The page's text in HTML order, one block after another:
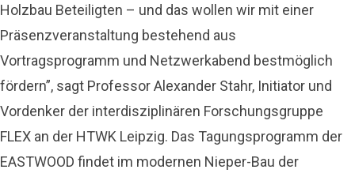
Holzbau Beteiligten – und das wollen wir mit einer
Präsenzveranstaltung bestehend aus
Vortragsprogramm und Netzwerkabend bestmöglich
fördern”, sagt Professor Alexander Stahr, Initiator und
Vordenker der interdisziplinären Forschungsgruppe
FLEX an der HTWK Leipzig. Das Tagungsprogramm der
EASTWOOD findet im modernen Nieper-Bau der